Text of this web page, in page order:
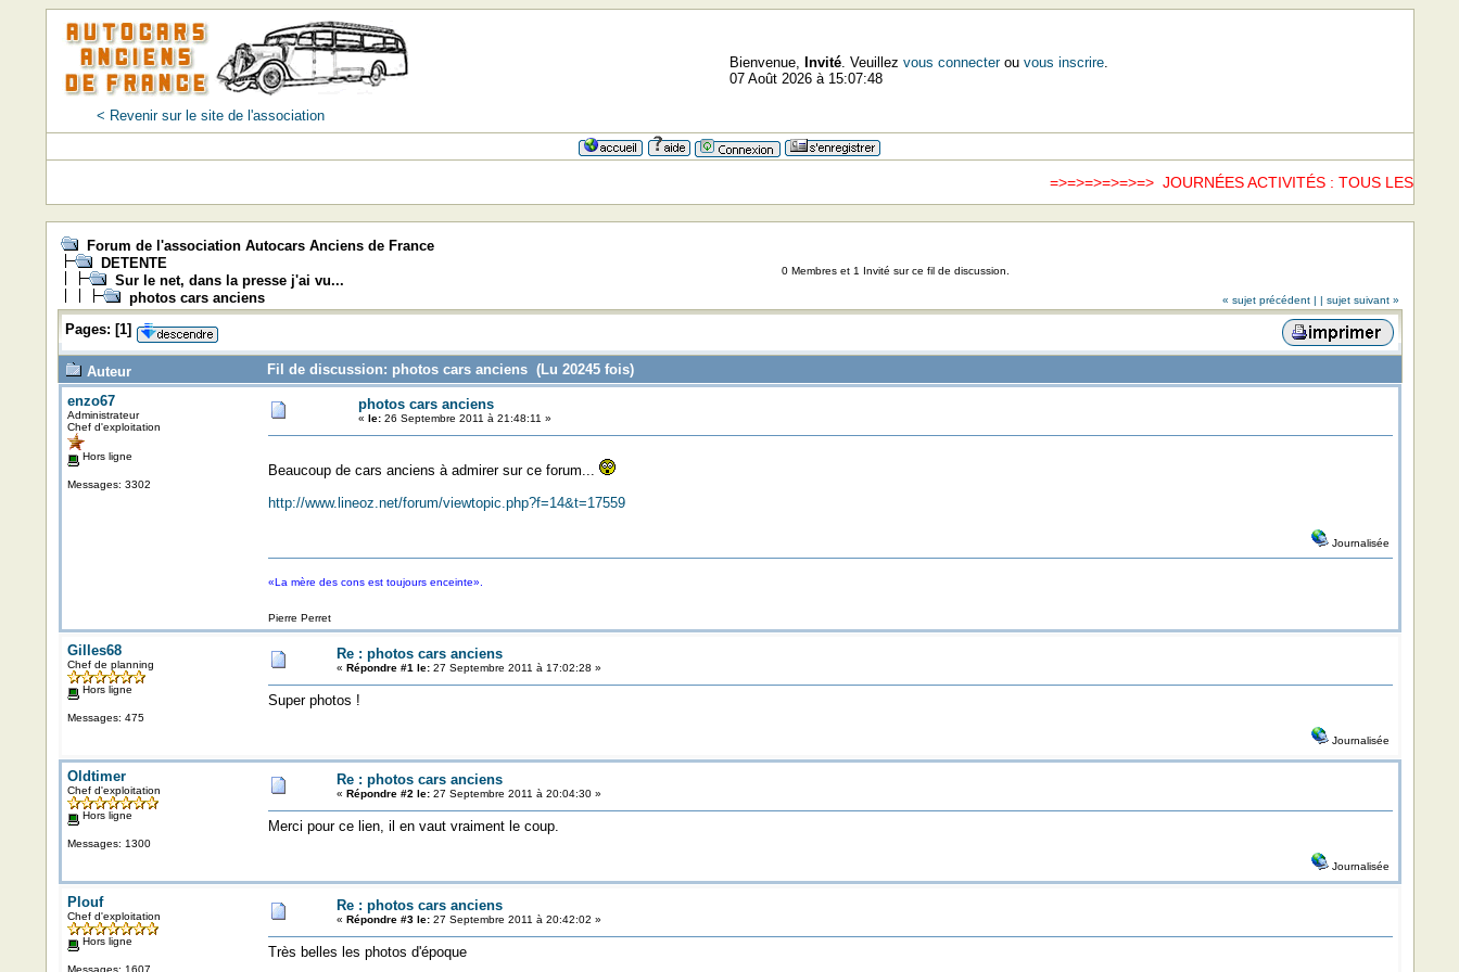
< Revenir sur le site de l'association
Bienvenue, Invité. Veuillez vous connecterou vous inscrire.
07 Août 2026 à 15:07:48
=>=>=>=>=>=> JOURNÉES ACTIVITÉS : TOUS LES
Forum de l'association Autocars Anciens de France
DETENTE
Sur le net, dans la presse j'ai vu...
photos cars anciens
0 Membres et 1 Invité sur ce fil de discussion.
« sujet précédent | | sujet suivant »
Pages: [1]
Auteur
Fil de discussion: photos cars anciens (Lu 20245 fois)
enzo67
Administrateur
Chef d'exploitation
Hors ligne
Messages: 3302
photos cars anciens
« le:26 Septembre 2011 à 21:48:11 »
Beaucoup de cars anciens à admirer sur ce forum...
http://www.lineoz.net/forum/viewtopic.php?f=14&t=17559
Journalisée
«La mère des cons est toujours enceinte».
Pierre Perret
Gilles68
Chef de planning
Hors ligne
Messages: 475
Re : photos cars anciens
« Répondre #1 le:27 Septembre 2011 à 17:02:28 »
Super photos !
Journalisée
Oldtimer
Chef d'exploitation
Hors ligne
Messages: 1300
Re : photos cars anciens
« Répondre #2 le:27 Septembre 2011 à 20:04:30 »
Merci pour ce lien, il en vaut vraiment le coup.
Journalisée
Plouf
Chef d'exploitation
Hors ligne
Messages: 1607
Re : photos cars anciens
« Répondre #3 le:27 Septembre 2011 à 20:42:02 »
Très belles les photos d'époque